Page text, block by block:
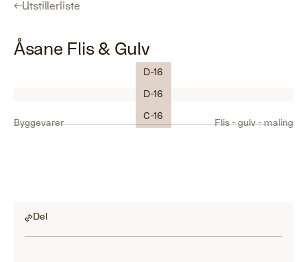
←Utstillerliste
Åsane Flis & Gulv
D-16
D-16
C-16
Logo
Byggevarer Flis - gulv - maling
Del